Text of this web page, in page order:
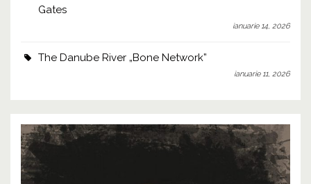
Gates
ianuarie 14, 2026
The Danube River „Bone Network”
ianuarie 11, 2026